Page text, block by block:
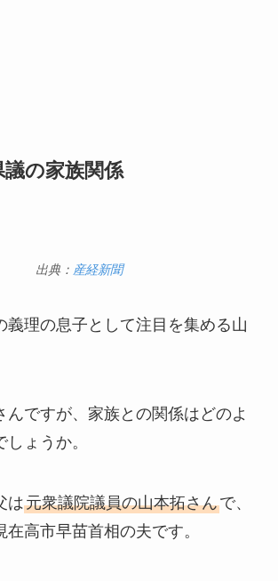
の家族関係
出典： 産経新聞
義理の息子として注目を集める山
んですが、家族との関係はどのよ
ょうか。
は元衆議院議員の山本拓さんで、
高市早苗首相の夫です。